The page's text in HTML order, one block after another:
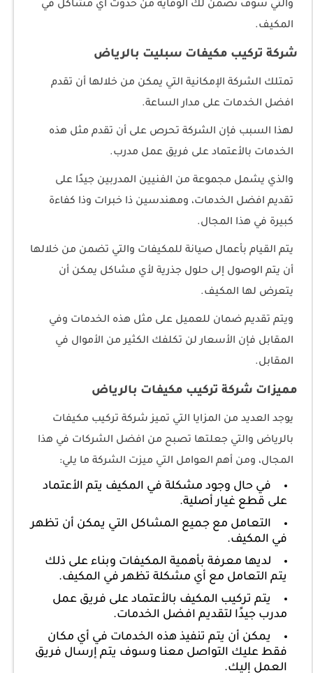
والتي سوف تضمن لك الوقاية من حدوث أي مشاكل في
المكيف.
شركة تركيب مكيفات سبليت بالرياض
تمتلك الشركة الإمكانية التي يمكن من خلالها أن تقدم
افضل الخدمات على مدار الساعة.
لهذا السبب فإن الشركة تحرص على أن تقدم مثل هذه
الخدمات بالأعتماد على فريق عمل مدرب.
والذي يشمل مجموعة من الفنيين المدربين جيدًا على
تقديم افضل الخدمات، ومهندسين ذا خبرات وذا كفاءة
كبيرة في هذا المجال.
يتم القيام بأعمال صيانة للمكيفات والتي تضمن من خلالها
أن يتم الوصول إلى حلول جذرية لأي مشاكل يمكن أن
يتعرض لها المكيف.
ويتم تقديم ضمان للعميل على مثل هذه الخدمات وفي
المقابل فإن الأسعار لن تكلفك الكثير من الأموال في
المقابل.
مميزات شركة تركيب مكيفات بالرياض
يوجد العديد من المزايا التي تميز شركة تركيب مكيفات
بالرياض والتي جعلتها تصبح من افضل الشركات في هذا
المجال، ومن أهم العوامل التي ميزت الشركة ما يلي:
في حال وجود مشكلة في المكيف يتم الأعتماد
على قطع غيار أصلية.
التعامل مع جميع المشاكل التي يمكن أن تظهر
في المكيف.
لديها معرفة بأهمية المكيفات وبناء على ذلك
يتم التعامل مع أي مشكلة تظهر في المكيف.
يتم تركيب المكيف بالأعتماد على فريق عمل
مدرب جيدًا لتقديم افضل الخدمات.
يمكن أن يتم تنفيذ هذه الخدمات في أي مكان
فقط عليك التواصل معنا وسوف يتم إرسال فريق
العمل إليك.